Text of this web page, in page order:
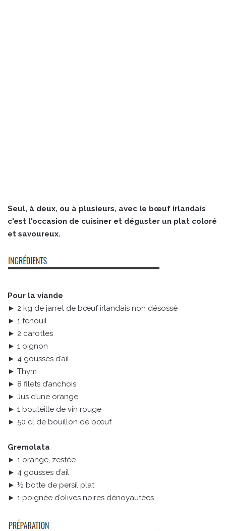
Seul, à deux, ou à plusieurs, avec le bœuf irlandais
c'est l'occasion de cuisiner et déguster un plat coloré
et savoureux.
Pour la viande
► 2 kg de jarret de bœuf irlandais non désossé
► 1 fenouil
► 2 carottes
► 1 oignon
► 4 gousses d’ail
► Thym
► 8 filets d’anchois
► Jus d’une orange
► 1 bouteille de vin rouge
► 50 cl de bouillon de bœuf
Gremolata
► 1 orange, zestée
► 4 gousses d’ail
► ½ botte de persil plat
► 1 poignée d’olives noires dénoyautées